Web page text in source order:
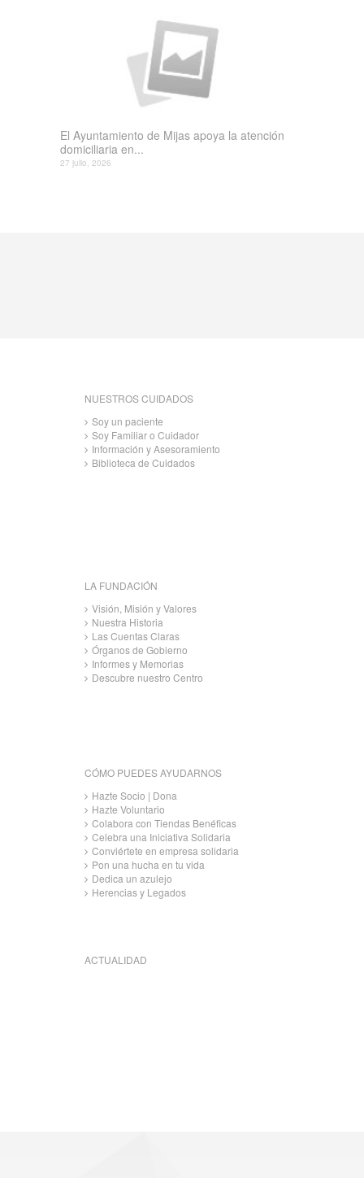
El Ayuntamiento de Mijas apoya la atención
domiciliaria en...
27 julio, 2026
NUESTROS CUIDADOS
Soy un paciente
Soy Familiar o Cuidador
Información y Asesoramiento
Biblioteca de Cuidados
LA FUNDACIÓN
Visión, Misión y Valores
Nuestra Historia
Las Cuentas Claras
Órganos de Gobierno
Informes y Memorias
Descubre nuestro Centro
CÓMO PUEDES AYUDARNOS
Hazte Socio | Dona
Hazte Voluntario
Colabora con Tiendas Benéficas
Celebra una Iniciativa Solidaria
Conviértete en empresa solidaria
Pon una hucha en tu vida
Dedica un azulejo
Herencias y Legados
ACTUALIDAD